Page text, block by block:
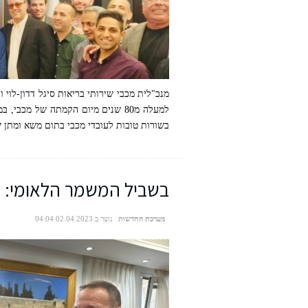
צילום: ההסתדרות הלאומית
מנכ"לית מכבי שירותי בריאות סיגל דדון-
למעלה מ80 שנים מיום הקמתה של
בשורות טובות לעובדי מכבי בתום משא
בשביל המשמר
מערכת החדשות נוצר ב 02.04.2023 04:04